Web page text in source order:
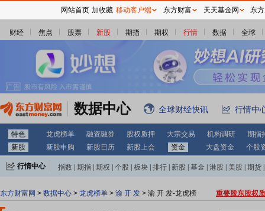
财经 焦点 股票 新股 期指 期权 行情 数据 全球
数据中心 全球财经快讯 行情中
特色 龙虎榜单 融资融券 股权质押 大宗交易 机构调研
期指
新股
新股申购 新股日历 新股上会 资金 大盘资金 个股
行情中心 指数 期指 期权 个股 板块 排行 新股 基金 港股 美股 期货
东方财富网 > 数据中心 > 龙虎榜单 > 渝 开 发 > 渝 开 发-龙虎榜 重要股东股权
网站首页 加收藏 移动客户端 东方财富 天天基金网 东